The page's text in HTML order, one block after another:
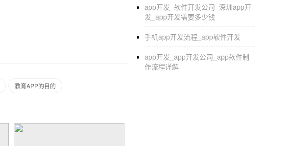
教育APP的目的
app开发_软件开发公司_深圳app开
发_app开发需要多少钱
手机app开发流程_app软件开发
app开发_app开发公司_app软件制
作流程详解